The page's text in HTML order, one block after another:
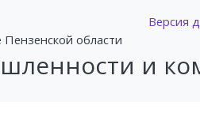
Версия
области
и